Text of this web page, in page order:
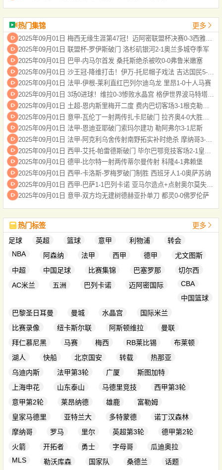
热门集锦 更多
2025年09月01日 联盟杯-罗伊斯破门 洛杉矶银河2-1奥兰多城夺季军
2025年09月01日 巴甲-内马尔首发 桑托斯绝杀被吹0-0弗鲁米嫩塞
2025年09月01日 法甲-伊根-莱利直红巴列尔迪乌龙 里昂1-0十人马赛
2025年09月01日 3场0进球！维拉0-3惨败水晶宫 格伊世界波马特塔点射大马丁缺战
2025年09月01日 法甲-恩迪亚耶破门索玛尔建功 勒阿弗尔3-1尼斯
2025年09月01日 德甲-比尔特一射两传蒂尔曼传射 科隆4-1弗赖堡
2025年09月01日 西甲-卡洛斯-罗梅罗破门制胜 西班牙人1-0奥萨苏纳
2025年09月01日 意甲-双方均无建树德赫亚扑单刀 都灵0-0佛罗伦萨
热门标签
更多
足球
英超 篮球 意甲 利物浦
转会
NBA
阿森纳 法甲 西甲 德甲
尤文图斯
中超
中国足球 比赛集锦 巴塞罗那
切尔西
AC米兰
五洲 巴列卡诺 迈阿密国际
CBA
中国篮球
巴黎圣日耳曼
曼城 水晶宫
国际米兰
比赛录像
纽卡斯尔联 阿斯顿维拉
曼联
拜仁慕尼黑
马赛 梅西 RB莱比锡
布莱顿
湖人
快船 北京国安 转载
热那亚
乌迪内斯
法甲第3轮 广厦
斯图加特
上海申花
山东泰山 马德里竞技
西甲第3轮
意甲第2轮
莱昂纳德 雄鹿
富勒姆
皇家马德里
亚特兰大 多特蒙德
诺丁汉森林
摩纳哥
罗马 里尔 英超第3轮
德甲第2轮
火箭
开拓者 勇士 字母哥
瓜迪奥拉
MLS
勒沃库森 国家队 桑德兰 话题